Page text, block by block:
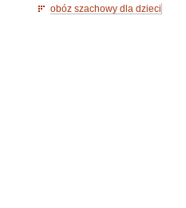
obóz szachowy dla dzieci